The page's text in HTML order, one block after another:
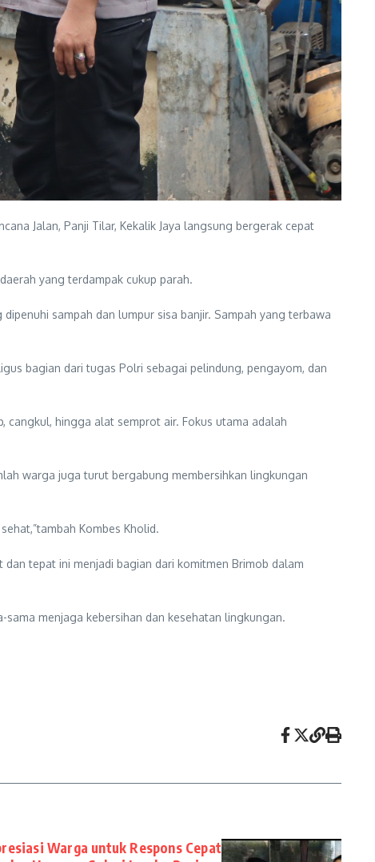
Jalan, Panji Tilar, Kekalik Jaya langsung bergerak cepat
yang terdampak cukup parah.
sampah dan lumpur sisa banjir. Sampah yang terbawa
bagian dari tugas Polri sebagai pelindung, pengayom, dan
hingga alat semprot air. Fokus utama adalah
warga juga turut bergabung membersihkan lingkungan
Kombes Kholid.
tepat ini menjadi bagian dari komitmen Brimob dalam
menjaga kebersihan dan kesehatan lingkungan.
Warga untuk Respons Cepat